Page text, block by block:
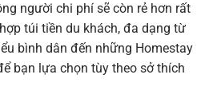
người chi phí sẽ còn rẻ hơn rất
túi tiền du khách, đa dạng từ
bình dân đến những Homestay
bạn lựa chọn tùy theo sở thích